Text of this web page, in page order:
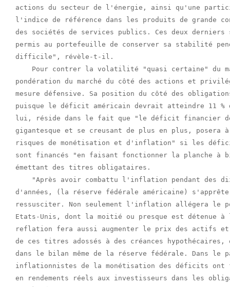
actions du secteur de l'énergie, ainsi qu'une
l'indice de référence dans les produits de grande
des sociétés de services publics. Ces deux derniers
permis au portefeuille de conserver sa stabilité
difficile", révèle-t-il.
Pour contrer la volatilité "quasi certaine" du
pondération du marché du côté des actions et
mesure défensive. Sa position du côté des
puisque le déficit américain devrait atteindre 11 %
lui, réside dans le fait que "le déficit financier de
gigantesque et se creusant de plus en plus, posera
risques de monétisation et d'inflation" si les
sont financés "en faisant fonctionner la planche
émettant des titres obligataires.
"Après avoir combattu l'inflation pendant des
d'années, (la réserve fédérale américaine)
ressusciter. Non seulement l'inflation allégera le
Etats-Unis, dont la moitié ou presque est détenue
reflation fera aussi augmenter le prix des actifs et
de ces titres adossés à des créances
dans le bilan même de la réserve fédérale. Dans le
inflationnistes de la monétisation des déficits ont
en rendements réels aux investisseurs dans les